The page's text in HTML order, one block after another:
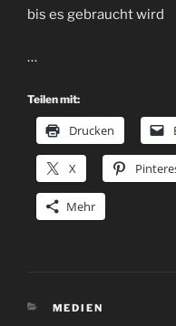
bis es gebraucht wird
…
Teilen mit:
Drucken
X
Mehr
KATEGORIEN
MEDIEN